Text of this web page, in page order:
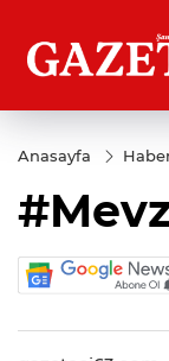
Anasayfa